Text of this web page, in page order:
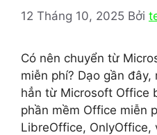
12 Tháng 10, 2025 Bởi
Có nên chuyển từ
miễn phí? Dạo gần
hẳn từ Microsoft Office
phần mềm Office miễn
LibreOffice, OnlyOffice,